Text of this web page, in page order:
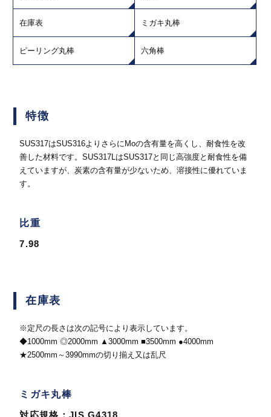
在庫表 ミガキ丸棒
ピーリング丸棒 六角棒
特徴
SUS317はSUS316よりさらにMoの含有量を高くし、耐食性を改
善した材料です。SUS317LはSUS317と同じ高強度と耐食性を備
えていますが、炭素の含有量が少ないため、溶接性に優れていま
す。
比重
7.98
在庫表
※定尺の長さは次の記号により表示しています。
◆1000mm ◎2000mm ▲3000mm ■3500mm ●4000mm
★2500mm～3990mmの切り揃え又は乱尺
ミガキ丸棒